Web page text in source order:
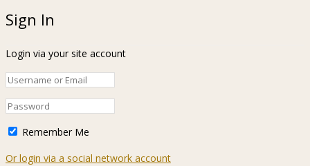
Sign In
Login via your site account
Remember Me
Or login via a social network account